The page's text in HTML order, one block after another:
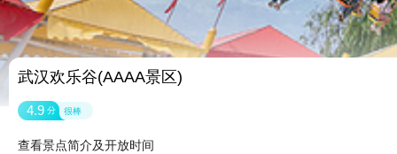
武汉欢乐谷(AAAA景区)
4.9 分 很棒
查看景点简介及开放时间